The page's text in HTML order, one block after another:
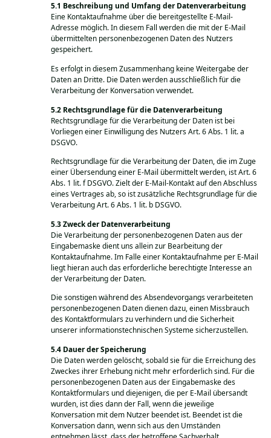
Beschreibung und Umfang der Datenverarbeitung
Eine Kontaktaufnahme über die bereitgestellte E-Mail-
Adresse möglich. In diesem Fall werden die mit der E-Mail
übermittelten personenbezogenen Daten des Nutzers
gespeichert.
Es erfolgt in diesem Zusammenhang keine Weitergabe der
Daten an Dritte. Die Daten werden ausschließlich für die
Verarbeitung der Konversation verwendet.
Rechtsgrundlage für die Datenverarbeitung
Rechtsgrundlage für die Verarbeitung der Daten ist bei
Vorliegen einer Einwilligung des Nutzers Art. 6 Abs. 1 lit. a
DSGVO.
Rechtsgrundlage für die Verarbeitung der Daten, die im Zuge
einer Übersendung einer E-Mail übermittelt werden, ist Art. 6
Abs. 1 lit. f DSGVO. Zielt der E-Mail-Kontakt auf den Abschluss
eines Vertrages ab, so ist zusätzliche Rechtsgrundlage für die
Verarbeitung Art. 6 Abs. 1 lit. b DSGVO.
Zweck der Datenverarbeitung
Die Verarbeitung der personenbezogenen Daten aus der
Eingabemaske dient uns allein zur Bearbeitung der
Kontaktaufnahme. Im Falle einer Kontaktaufnahme per E-Mail
liegt hieran auch das erforderliche berechtigte Interesse an
der Verarbeitung der Daten.
Die sonstigen während des Absendevorgangs verarbeiteten
personenbezogenen Daten dienen dazu, einen Missbrauch
des Kontaktformulars zu verhindern und die Sicherheit
unserer informationstechnischen Systeme sicherzustellen.
Dauer der Speicherung
Die Daten werden gelöscht, sobald sie für die Erreichung des
Zweckes ihrer Erhebung nicht mehr erforderlich sind. Für die
personenbezogenen Daten aus der Eingabemaske des
Kontaktformulars und diejenigen, die per E-Mail übersandt
wurden, ist dies dann der Fall, wenn die jeweilige
Konversation mit dem Nutzer beendet ist. Beendet ist die
Konversation dann, wenn sich aus den Umständen